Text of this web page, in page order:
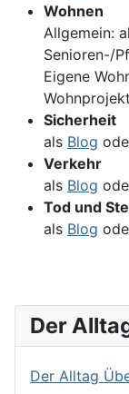
Der
Der Alltag
Wohnen
Allgemein:
Senioren-/
Eigene
Sicherheit
als Blog
Verkehr
als Blog
Tod und
als Blog